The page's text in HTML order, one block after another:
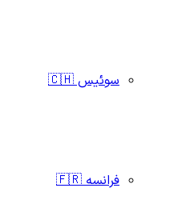
سوئیس 🇨🇭
فرانسه 🇫🇷